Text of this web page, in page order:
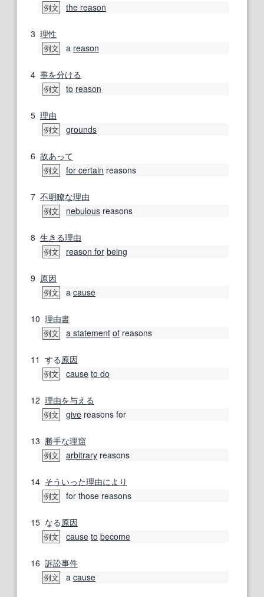
例文 the reason
3 理性
例文 a reason
4 事を分ける
例文 to reason
5 理由
例文 grounds
6 故あって
例文 for certain reasons
7 不明瞭な理由
例文 nebulous reasons
8 生きる理由
例文 reason for being
9 原因
例文 a cause
10 理由書
例文 a statement of reasons
11 する原因
例文 cause to do
12 理由を与える
例文 give reasons for
13 勝手な理窟
例文 arbitrary reasons
14 そういった理由により
例文 for those reasons
15 なる原因
例文 cause to become
16 訴訟事件
例文 a cause